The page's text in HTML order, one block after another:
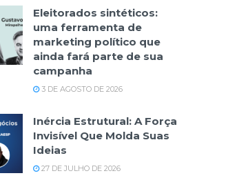
Eleitorados sintéticos:
uma ferramenta de
marketing político que
ainda fará parte de sua
campanha
3 DE AGOSTO DE 2026
Inércia Estrutural: A Força
Invisível Que Molda Suas
Ideias
27 DE JULHO DE 2026